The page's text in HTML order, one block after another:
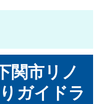
関市リノ
ガイドラ